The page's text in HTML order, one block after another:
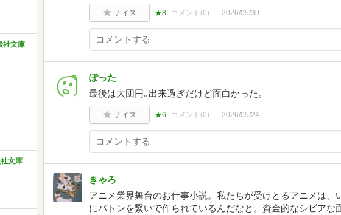
社文庫
文庫
ナイス ★8 コメント(0) 2026/05/30
ぽった
最後は大団円｡出来過ぎだけど面白かった。
ナイス ★6 コメント(0) 2026/05/24
きゃろ
アニメ業界舞台のお仕事小説。私たちが受けとるアニメは、
にバトンを繋いで作られているんだなと。資金的なシビアな